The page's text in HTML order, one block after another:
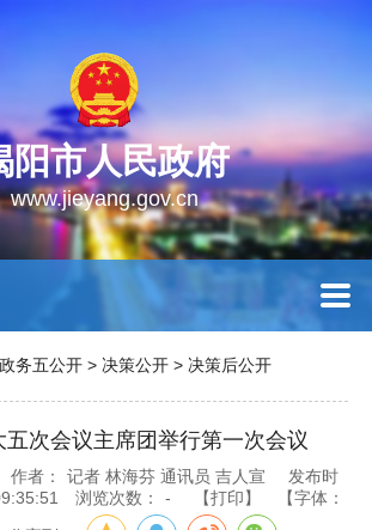
阳市人民政府
www.jieyang.gov.cn
政务五公开 > 决策公开 > 决策后公开
五次会议主席团举行第一次会议
作者： 记者 林海芬 通讯员 吉人宣
发布时
浏览次数： - 【打印】 【字体：